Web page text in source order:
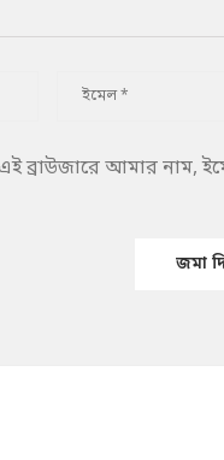
ব্রাউজারে আমার নাম,